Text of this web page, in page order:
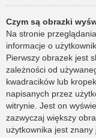
Czym są obrazki
Na stronie
informacje o
Pierwszy obrazek jest
zależności od
kwadracików lub
napisanych przez
witrynie. Jest on
zazwyczaj większy
użytkownika jest